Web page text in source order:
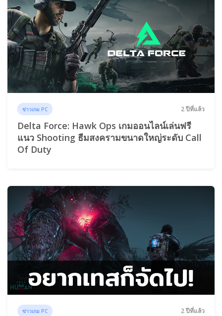
ข่าวเกม PC 2 ปีที่แล้ว
Delta Force: Hawk Ops เกมออนไลน์เล่นฟรี
แนว Shooting ธีมสงครามขนาดใหญ่ระดับ Call
Of Duty
ข่าวเกม PC 2 ปีที่แล้ว